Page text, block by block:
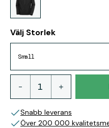
Välj Storlek
Small
Snabb leverans
Över 200 000